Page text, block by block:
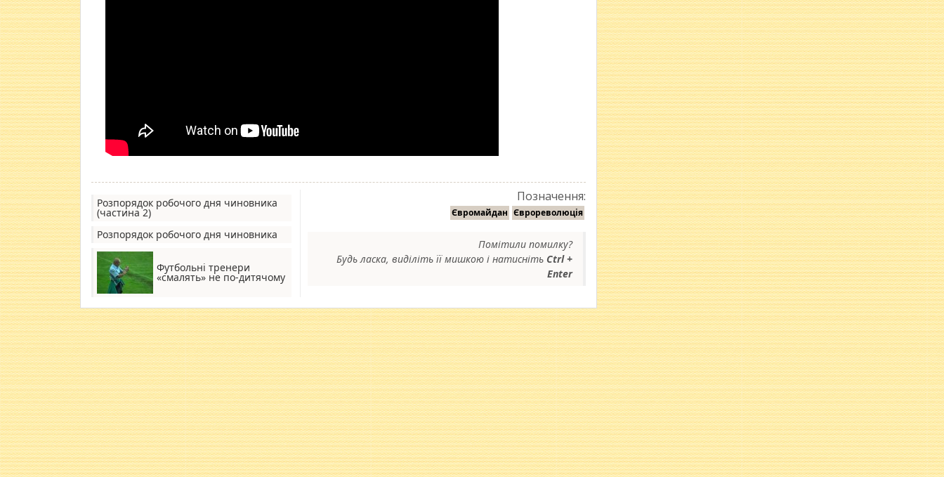
Розпорядок робочого дня чиновника
(частина 2)
Розпорядок робочого дня чиновника
​Футбольні тренери
«смалять» не по-дитячому
Позначення:
Євромайдан Єврореволюція
Помітили помилку?
Будь ласка, виділіть її мишкою і натисніть Ctrl +
Enter